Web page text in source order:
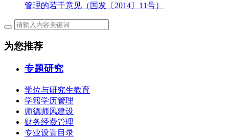
管理的若干意见（国发〔2014〕11号）
为您推荐
专题研究
学位与研究生教育
学籍学历管理
师德师风建设
财务经费管理
专业设置目录